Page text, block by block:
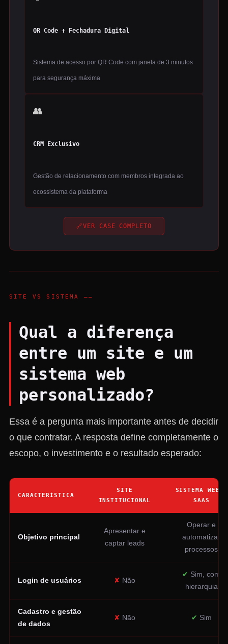
QR Code + Fechadura Digital
Sistema de acesso por QR Code com janela de 3 minutos
para segurança máxima
👥
CRM Exclusivo
Gestão de relacionamento com membros integrada ao
ecossistema da plataforma
🔗VER CASE COMPLETO
SITE VS SISTEMA ——
Qual a diferença
entre um site e um
sistema web
personalizado?
Essa é a pergunta mais importante antes de decidir
o que contratar. A resposta define completamente o
escopo, o investimento e o resultado esperado:
CARACTERÍSTICA
SITE
INSTITUCIONAL
SISTEMA WEB /
SAAS
Objetivo principal
Apresentar e
captar leads
Operar e
automatizar
processos
Login de usuários ✘ Não
✔ Sim, com
hierarquia
Cadastro e gestão
de dados
✘ Não ✔ Sim